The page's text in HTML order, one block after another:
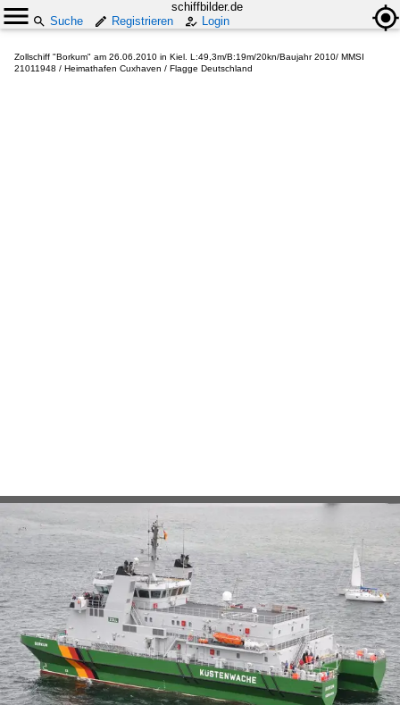
schiffbilder.de
Suche
Registrieren Login
Zollschiff "Borkum" am 26.06.2010 in Kiel. L:49,3m/B:19m/20kn/Baujahr 2010/ MMSI
21011948 / Heimathafen Cuxhaven / Flagge Deutschland